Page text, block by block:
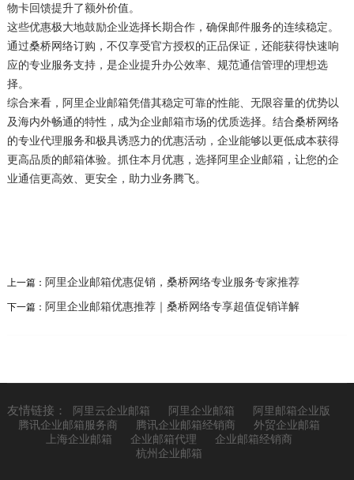
物卡回馈提升了额外价值。
这些优惠极大地鼓励企业选择长期合作，确保邮件服务的连续稳定。
通过桑桥网络订购，不仅享受官方授权的正品保证，还能获得快速响
应的专业服务支持，是企业提升办公效率、规范通信管理的理想选
择。
综合来看，阿里企业邮箱凭借其稳定可靠的性能、无限容量的优势以
及海内外畅通的特性，成为企业邮箱市场的优质选择。结合桑桥网络
的专业代理服务和极具诱惑力的优惠活动，企业能够以更低成本获得
更高品质的邮箱体验。抓住本月优惠，选择阿里企业邮箱，让您的企
业通信更高效、更安全，助力业务腾飞。
上一篇： 阿里企业邮箱优惠促销，桑桥网络专业服务专家推荐
下一篇： 阿里企业邮箱优惠推荐｜桑桥网络专享超值促销详解
友情链接： 阿里云企业邮箱 阿里企业邮箱
阿里邮箱企业版
腾讯企业邮箱服务商
腾讯企业邮箱经销商
外贸企业邮箱
上海企业邮箱
企业邮箱代理
企业邮箱经销商
杭州企业邮箱